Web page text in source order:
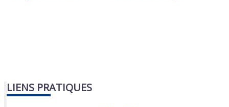
LIENS PRATIQUES